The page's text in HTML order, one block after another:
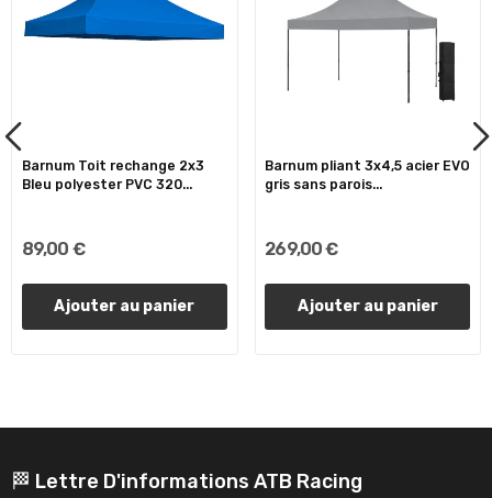
Barnum Toit rechange 2x3
Bleu polyester PVC 320...
89,00 €
Ajouter au panier
Barnum pliant 3x4,5 acier EVO
gris sans parois...
269,00 €
Ajouter au panier
🏁 Lettre D'informations ATB Racing